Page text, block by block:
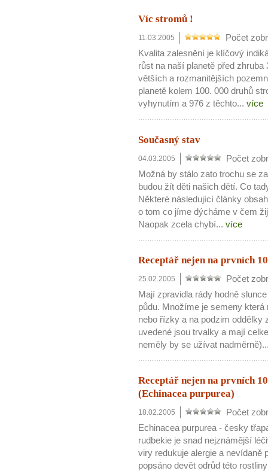
10 tipů
...
Máte pocit, že jste unaveni
Víc stromů !
11.03.2005
Počet
Kvalita zalesnění je klíčový
růst na naší planetě před
větších a rozmanitějších
planetě kolem 100. 000 druhů
vyhynutím a 976 z těchto... více
Současný stav
04.03.2005
Počet
Možná by stálo zato trochu se
budou žít děti našich dětí. Co
Některé následující články
o tom co jíme dýcháme v čem
Naopak zcela chybí... více
Receptář nejen na prvních
25.02.2005
Počet
Mají zpravidla rády hodně
půdu. Množíme je semeny
nebo řízky a na podzim oddělky
uvedené jsou trvalky a mají
neměly by se užívat
Receptář nejen na prvních
(Echinacea purpurea)
18.02.2005
Počet
Echinacea purpurea - česky
rudbekie je snad nejznámější
viry redukuje alergie a nevídaně
popsáno devět odrůd této